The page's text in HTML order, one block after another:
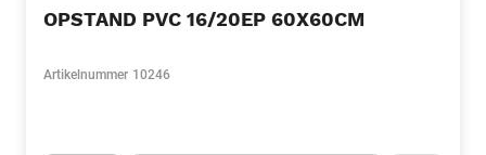
OPSTAND PVC 16/20EP 60X60CM
Artikelnummer 10246